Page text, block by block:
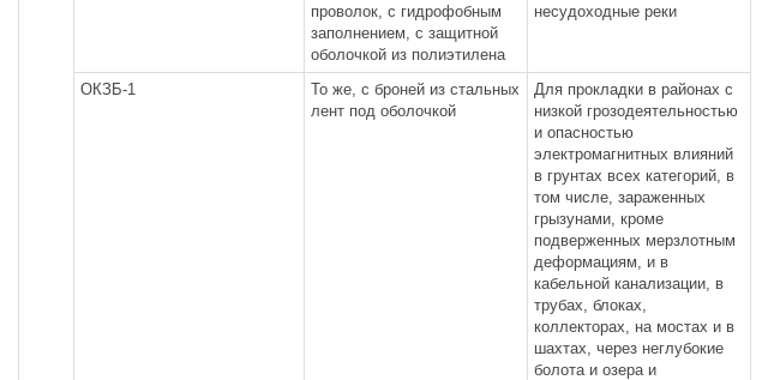
проволок, с гидрофобным
заполнением, с защитной
оболочкой из полиэтилена
несудоходные реки
ОКЗБ-1
То же, с броней из стальных
лент под оболочкой
Для прокладки в районах с
низкой грозодеятельностью
и опасностью
электромагнитных влияний
в грунтах всех категорий, в
том числе, зараженных
грызунами, кроме
подверженных мерзлотным
деформациям, и в
кабельной канализации, в
трубах, блоках,
коллекторах, на мостах и в
шахтах, через неглубокие
болота и озера и